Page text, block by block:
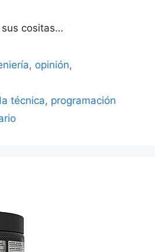
cositas…
, opinión,
técnica, programación